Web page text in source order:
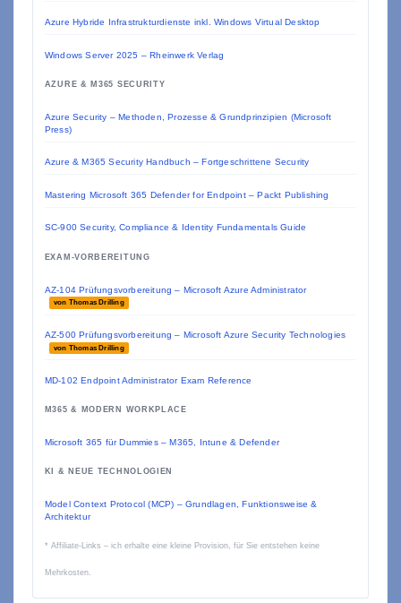
Azure Hybride Infrastrukturdienste inkl. Windows Virtual Desktop
Windows Server 2025 – Rheinwerk Verlag
AZURE & M365 SECURITY
Azure Security – Methoden, Prozesse & Grundprinzipien (Microsoft
Press)
Azure & M365 Security Handbuch – Fortgeschrittene Security
Mastering Microsoft 365 Defender for Endpoint – Packt Publishing
SC-900 Security, Compliance & Identity Fundamentals Guide
EXAM-VORBEREITUNG
AZ-104 Prüfungsvorbereitung – Microsoft Azure Administrator
von Thomas Drilling
AZ-500 Prüfungsvorbereitung – Microsoft Azure Security Technologies
von Thomas Drilling
MD-102 Endpoint Administrator Exam Reference
M365 & MODERN WORKPLACE
Microsoft 365 für Dummies – M365, Intune & Defender
KI & NEUE TECHNOLOGIEN
Model Context Protocol (MCP) – Grundlagen, Funktionsweise &
Architektur
* Affiliate-Links – ich erhalte eine kleine Provision, für Sie entstehen keine
Mehrkosten.